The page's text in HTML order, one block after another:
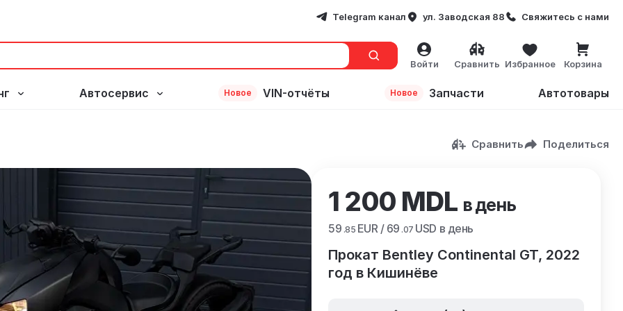
Telegram канал ул. Заводская 88 Свяжитесь с нами
Войти Сравнить Избранное Корзина
Автосервис Новое VIN-отчёты Новое Запчасти Автотовары
Сравнить Поделиться
Прокат Bentley Continental GT, 2022
год в Кишинёве
1 200 MDL в день
59 .85 EUR / 69 .07 USD в день